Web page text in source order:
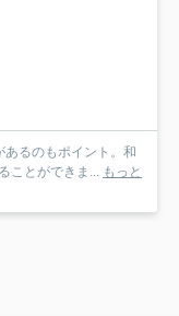
あるのもポイント。和
ことができま... もっと